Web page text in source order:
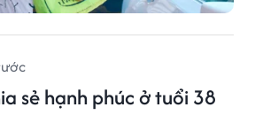
sẻ hạnh phúc ở tuổi 38